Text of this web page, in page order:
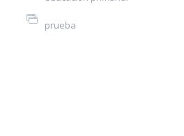
prueba